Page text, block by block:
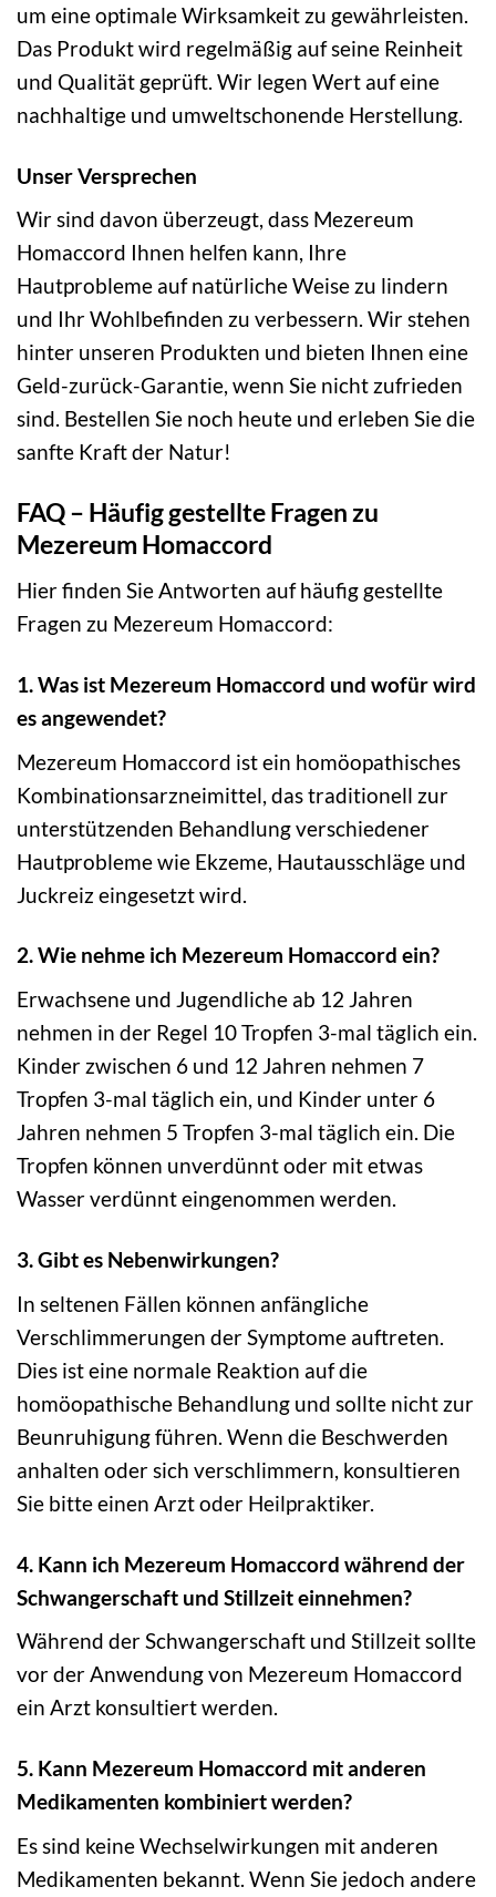
um eine optimale Wirksamkeit zu gewährleisten.
Das Produkt wird regelmäßig auf seine Reinheit
und Qualität geprüft. Wir legen Wert auf eine
nachhaltige und umweltschonende Herstellung.
Unser Versprechen
Wir sind davon überzeugt, dass Mezereum
Homaccord Ihnen helfen kann, Ihre
Hautprobleme auf natürliche Weise zu lindern
und Ihr Wohlbefinden zu verbessern. Wir stehen
hinter unseren Produkten und bieten Ihnen eine
Geld-zurück-Garantie, wenn Sie nicht zufrieden
sind. Bestellen Sie noch heute und erleben Sie die
sanfte Kraft der Natur!
FAQ – Häufig gestellte Fragen zu
Mezereum Homaccord
Hier finden Sie Antworten auf häufig gestellte
Fragen zu Mezereum Homaccord:
1. Was ist Mezereum Homaccord und wofür wird
es angewendet?
Mezereum Homaccord ist ein homöopathisches
Kombinationsarzneimittel, das traditionell zur
unterstützenden Behandlung verschiedener
Hautprobleme wie Ekzeme, Hautausschläge und
Juckreiz eingesetzt wird.
2. Wie nehme ich Mezereum Homaccord ein?
Erwachsene und Jugendliche ab 12 Jahren
nehmen in der Regel 10 Tropfen 3-mal täglich ein.
Kinder zwischen 6 und 12 Jahren nehmen 7
Tropfen 3-mal täglich ein, und Kinder unter 6
Jahren nehmen 5 Tropfen 3-mal täglich ein. Die
Tropfen können unverdünnt oder mit etwas
Wasser verdünnt eingenommen werden.
3. Gibt es Nebenwirkungen?
In seltenen Fällen können anfängliche
Verschlimmerungen der Symptome auftreten.
Dies ist eine normale Reaktion auf die
homöopathische Behandlung und sollte nicht zur
Beunruhigung führen. Wenn die Beschwerden
anhalten oder sich verschlimmern, konsultieren
Sie bitte einen Arzt oder Heilpraktiker.
4. Kann ich Mezereum Homaccord während der
Schwangerschaft und Stillzeit einnehmen?
Während der Schwangerschaft und Stillzeit sollte
vor der Anwendung von Mezereum Homaccord
ein Arzt konsultiert werden.
5. Kann Mezereum Homaccord mit anderen
Medikamenten kombiniert werden?
Es sind keine Wechselwirkungen mit anderen
Medikamenten bekannt. Wenn Sie jedoch andere